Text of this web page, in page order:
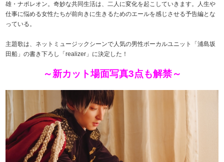
雄・ナポレオン。奇妙な共同生活は、二人に変化を起こしていきます。人生や
仕事に悩める女性たちが前向きに生きるためのエールを感じさせる予告編とな
っている。
主題歌は、ネットミュージックシーンで人気の男性ボーカルユニット「浦島坂
田船」の書き下ろし「realizer」に決定した！
～新カット場面写真3点も解禁～